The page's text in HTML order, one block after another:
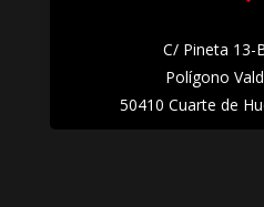
C/ Pineta 13-
Polígono
50410 Cuarte de